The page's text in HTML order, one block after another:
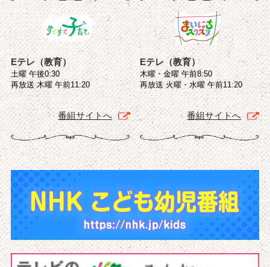
Eテレ（教育）
土曜 午後0:30
再放送 木曜 午前11:20
番組サイトへ
Eテレ（教育）
木曜・金曜 午前8:50
再放送 火曜・水曜 午前11:20
番組サイトへ